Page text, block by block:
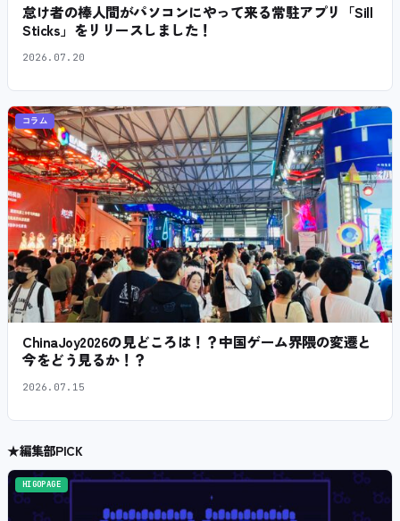
怠け者の棒人間がパソコンにやって来る常駐アプリ「Sill
Sticks」をリリースしました！
2026.07.20
コラム
ChinaJoy2026の見どころは！？中国ゲーム界隈の変遷と
今をどう見るか！？
2026.07.15
★編集部PICK
HIGOPAGE